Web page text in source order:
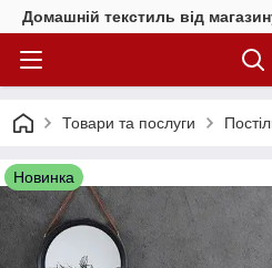
Домашній текстиль від
Товари та послуги
Новинка